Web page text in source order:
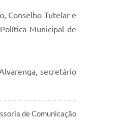
Conselho Tutelar e
Municipal de
secretário
de Comunicação